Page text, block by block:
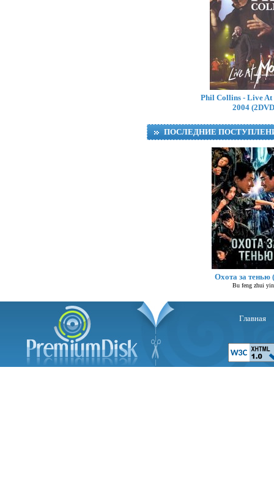
Грачи (сериал
Phil Collins - Live
2004
ПОСЛЕДНИЕ
Охота за тенью
Bu feng zhui
Главная